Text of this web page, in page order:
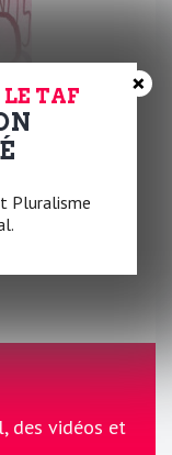
le risque
si ses
les
débouché
des vidéos et
TAF
Pluralisme
×